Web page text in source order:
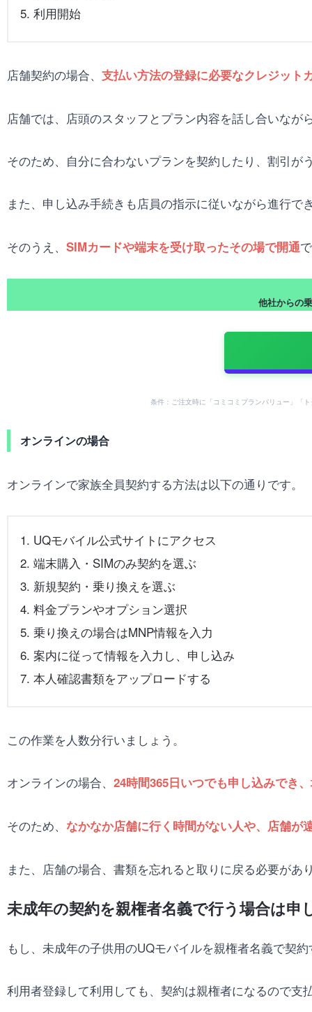
利用開始
店舗契約の場合、 支払い方法の登録に必要なクレジット
店舗では、店頭のスタッフとプラン内容を話し合いなが
そのため、自分に合わないプランを契約したり、割引
また、申し込み手続きも店員の指示に従いながら進行で
そのうえ、 SIMカードや端末を受け取ったその場で開通
他社からの
条件：ご注文時に「コミコミプランバリュー」「
オンラインの場合
オンラインで家族全員契約する方法は以下の通りです。
UQモバイル公式サイトにアクセス
端末購入・SIMのみ契約を選ぶ
新規契約・乗り換えを選ぶ
料金プランやオプション選択
乗り換えの場合はMNP情報を入力
案内に従って情報を入力し、申し込み
本人確認書類をアップロードする
この作業を人数分行いましょう。
オンラインの場合、 24時間365日いつでも申し込みでき
そのため、 なかなか店舗に行く時間がない人や、店舗が
また、店舗の場合、書類を忘れると取りに戻る必要が
未成年の契約を親権者名義で行う場合は
もし、未成年の子供用のUQモバイルを親権者名義で契
利用者登録して利用しても、契約は親権者になるので支